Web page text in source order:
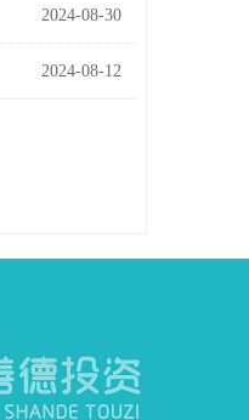
2024-08-30
2024-08-12